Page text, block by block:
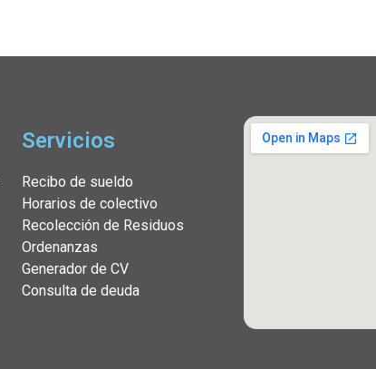
Servicios
Recibo de sueldo
Horarios de colectivo
Recolección de Residuos
Ordenanzas
Generador de CV
Consulta de deuda